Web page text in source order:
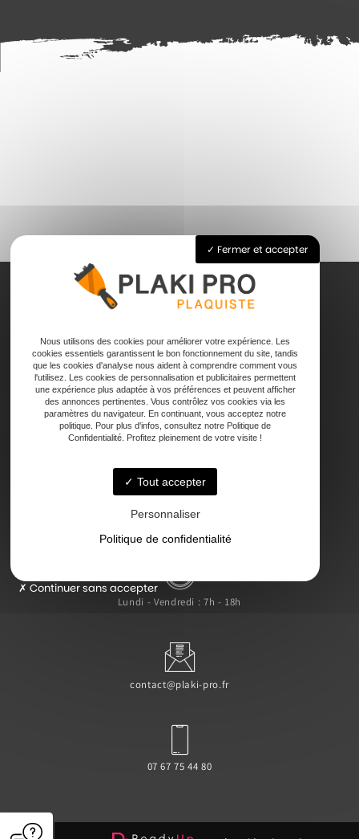
Accueil
Pose de plaque de plâtre
Joints
Faux plafond
Contact
47000 Agen
Lundi - Vendredi : 7h - 18h
contact@plaki-pro.fr
07 67 75 44 80
Fermer et accepter
Nous utilisons des cookies pour améliorer votre expérience. Les
cookies essentiels garantissent le bon fonctionnement du site, tandis
que les cookies d'analyse nous aident à comprendre comment vous
l'utilisez. Les cookies de personnalisation et publicitaires permettent
une expérience plus adaptée à vos préférences et peuvent afficher
des annonces pertinentes. Vous contrôlez vos cookies via les
paramètres du navigateur. En continuant, vous acceptez notre
politique. Pour plus d'infos, consultez notre Politique de
Confidentialité. Profitez pleinement de votre visite !
Tout accepter
Personnaliser
Politique de confidentialité
Continuer sans accepter